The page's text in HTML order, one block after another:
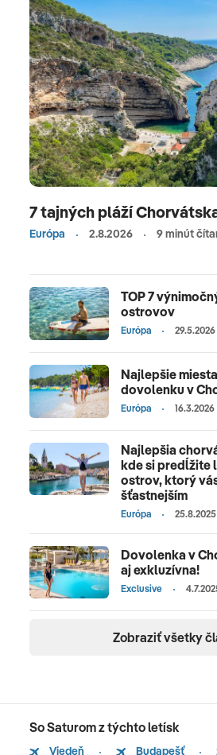
7 tajných pláží
Európa 2.8.2026 9 minút
TOP 7
ostrovov
Európa 29.5.2026
Najlepšie
dovolenku v
Európa 16.3.2026
Najlepšia
kde si predĺžite
ostrov, ktorý
šťastnejším
Európa 25.8.2025
Dovolenka v
aj exkluzívna!
Exclusive
Zobraziť všetky
So Saturom z týchto letísk
Viedeň Budapešť